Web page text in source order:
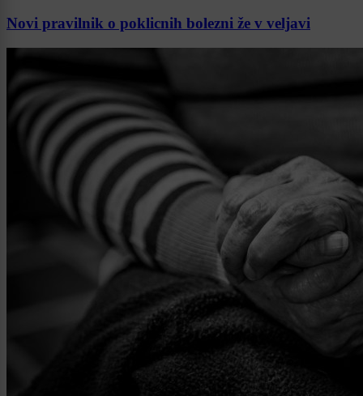
Novi pravilnik o poklicnih bolezni že v veljavi